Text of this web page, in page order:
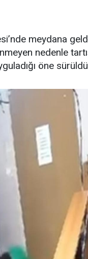
meydana
nedenle
öne